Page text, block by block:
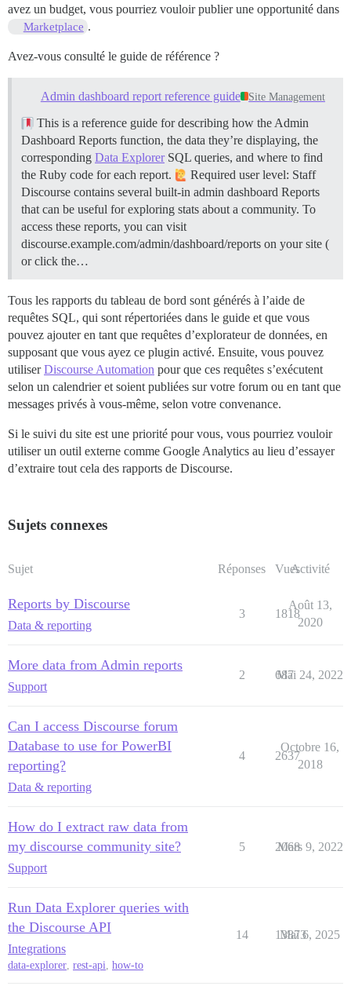
avez un budget, vous pourriez vouloir publier une opportunité dans
Marketplace .
Avez-vous consulté le guide de référence ?
Admin dashboard report reference guide Site Management
This is a reference guide for describing how the Admin
Dashboard Reports function, the data they’re displaying, the
corresponding Data ExplorerSQL queries, and where to find
the Ruby code for each report.
Required user level: Staff
Discourse contains several built-in admin dashboard Reports
that can be useful for exploring stats about a community. To
access these reports, you can visit
discourse.example.com/admin/dashboard/reports on your site (
or click the…
Tous les rapports du tableau de bord sont générés à l’aide de
requêtes SQL, qui sont répertoriées dans le guide et que vous
pouvez ajouter en tant que requêtes d’explorateur de données, en
supposant que vous ayez ce plugin activé. Ensuite, vous pouvez
utiliserDiscourse Automation pour que ces requêtes s’exécutent
selon un calendrier et soient publiées sur votre forum ou en tant que
messages privés à vous-même, selon votre convenance.
Si le suivi du site est une priorité pour vous, vous pourriez vouloir
utiliser un outil externe comme Google Analytics au lieu d’essayer
d’extraire tout cela des rapports de Discourse.
Sujets connexes
Sujet Réponses VuesActivité
Reports by Discourse
Data & reporting
3 1818
Août 13,
2020
More data from Admin reports
Support
2 687
Mai 24, 2022
Can I access Discourse forum
Database to use for PowerBI
reporting?
Data & reporting
4 2637
Octobre 16,
2018
How do I extract raw data from
my discourse community site?
Support
5 2068
Mars 9, 2022
Run Data Explorer queries with
the Discourse API
Integrations
data-explorer rest-api how-to
14 13873
Mai 6, 2025